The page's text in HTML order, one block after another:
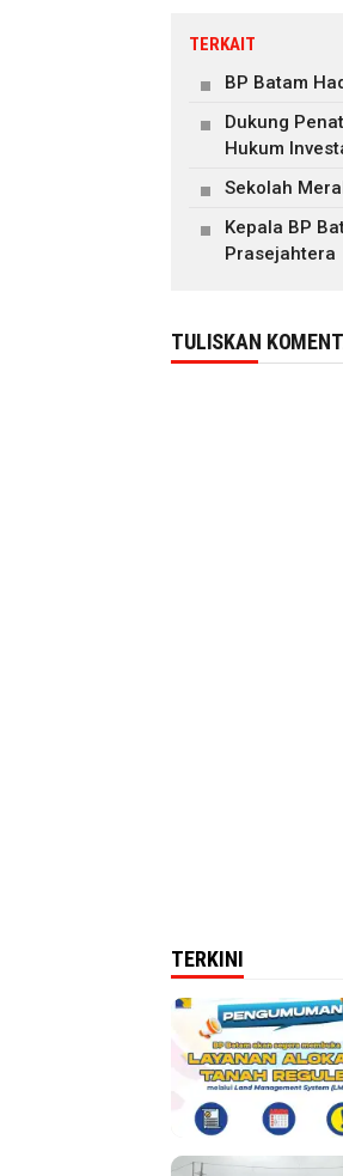
TERKAIT
BP Batam
Dukung
Hukum
Sekolah
Kepala BP
Prasejahtera
TULISKAN
TERKINI